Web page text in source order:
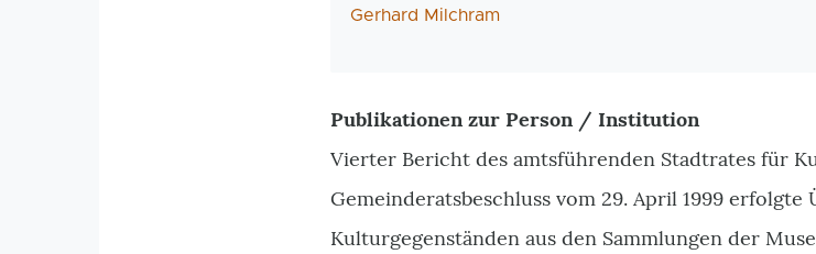
AutorIn
Gerhard Milchram
Publikationen zur Person / Institution
Vierter Bericht des amtsführenden Stadtrates für
Gemeinderatsbeschluss vom 29. April 1999
Kulturgegenständen aus den Sammlungen der